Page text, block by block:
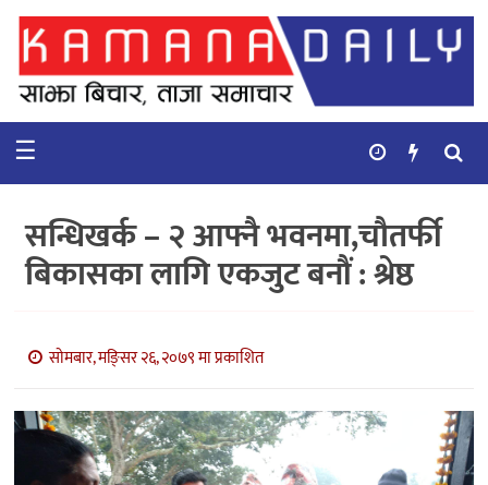
गृहपृष्ठ
समाचार
कुटनिती
कुराकानी
बाणिज्य
भिडियो
सिफारिस
☰
सन्धिखर्क – २ आफ्नै भवनमा,चौतर्फी
बिकासका लागि एकजुट बनौं : श्रेष्ठ
सोमबार, मङि्सर २६, २०७९ मा प्रकाशित